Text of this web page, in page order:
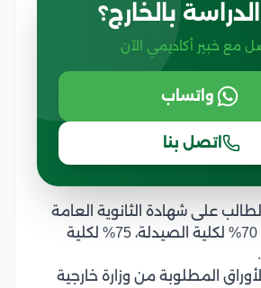
بالخارج؟
مع خبير أكاديمي الآن
واتساب
اتصل بنا
على شهادة الثانوية العامة
بمعدل قبول 70% لكلية الصيدلة، 75% لكلية
المطلوبة من وزارة خارجية